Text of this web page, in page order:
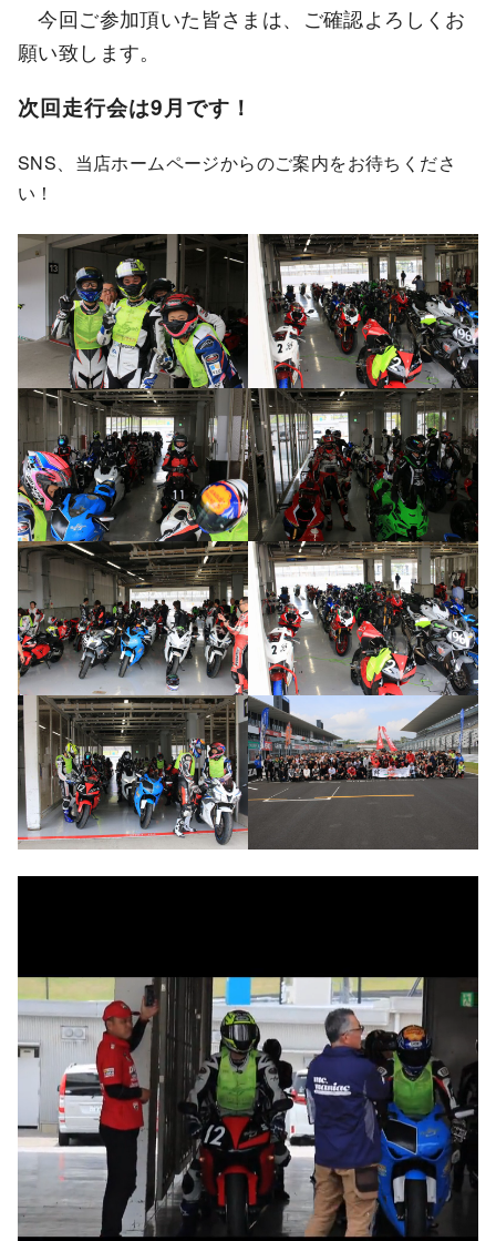
今回ご参加頂いた皆さまは、ご確認よろしくお
願い致します。
次回走行会は9月です！
SNS、当店ホームページからのご案内をお待ちくださ
い！